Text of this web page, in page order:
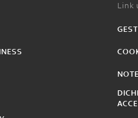
Link